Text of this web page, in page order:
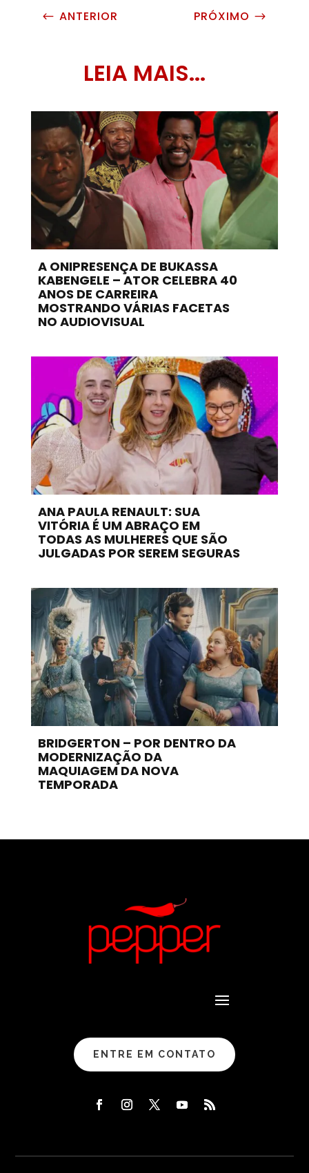
# ANTERIOR PRÓXIMO $
LEIA MAIS...
A ONIPRESENÇA DE BUKASSA
KABENGELE – ATOR CELEBRA 40
ANOS DE CARREIRA
MOSTRANDO VÁRIAS FACETAS
NO AUDIOVISUAL
ANA PAULA RENAULT: SUA
VITÓRIA É UM ABRAÇO EM
TODAS AS MULHERES QUE SÃO
JULGADAS POR SEREM SEGURAS
BRIDGERTON – POR DENTRO DA
MODERNIZAÇÃO DA
MAQUIAGEM DA NOVA
TEMPORADA
ENTRE EM CONTATO